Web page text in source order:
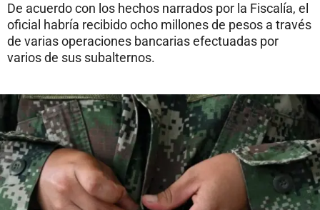
De acuerdo con los hechos narrados por la Fiscalía, el
oficial habría recibido ocho millones de pesos a través
de varias operaciones bancarias efectuadas por
varios de sus subalternos.